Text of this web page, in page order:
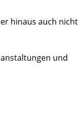
hinaus auch nicht
und